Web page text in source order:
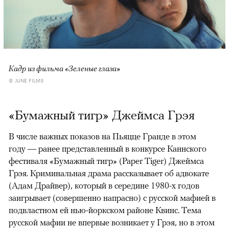
Кадр из фильма «Зеленые глаза»
© JUNE FILMS
«Бумажный тигр» Джеймса Грэя
В числе важных показов на Пьяцце Гранде в этом
году — ранее представленный в конкурсе Каннского
фестиваля «Бумажный тигр» (Paper Tiger) Джеймса
Грэя. Криминальная драма рассказывает об адвокате
(Адам Драйвер), который в середине 1980-х годов
заигрывает (совершенно напрасно) с русской мафией в
подвластном ей нью-йоркском районе Квинс. Тема
русской мафии не впервые возникает у Грэя, но в этом